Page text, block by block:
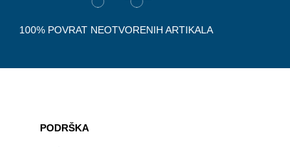
100% POVRAT NEOTVORENIH ARTIKALA
PODRŠKA